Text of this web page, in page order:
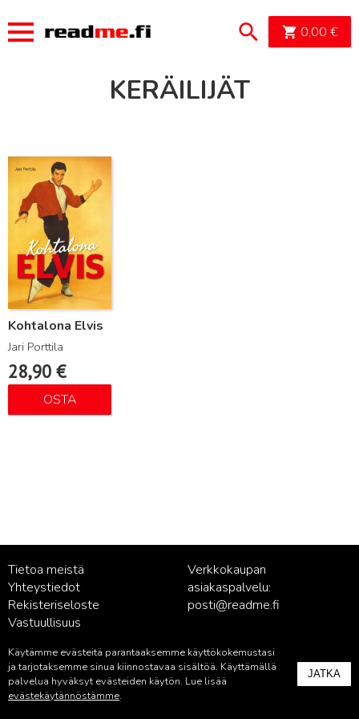
0,00 €
KERÄILIJÄT
Kohtalona Elvis
Jari Porttila
28,90 €
OSTA
Lue lisää
Tietoa meistä
Yhteystiedot
Rekisteriseloste
Vastuullisuus
Verkkokaupan
asiakaspalvelu:
posti@readme.fi
Kustantamon asiakaspalvelu:
palvelu@readme.fi
Käytämme evästeitä parantaaksemme käyttökokemustasi
ja tarjotaksemme sinua kiinnostavaa sisältöä. Käyttämällä
palvelua hyväksyt evästeiden käytön. Lue lisää
evästekäytännöstämme.
JATKA